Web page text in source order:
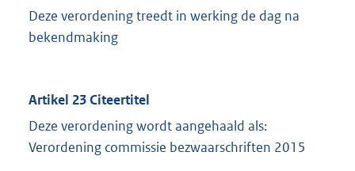
Deze verordening treedt in werking de dag na
bekendmaking
Artikel 23 Citeertitel
Deze verordening wordt aangehaald als:
Verordening commissie bezwaarschriften 2015